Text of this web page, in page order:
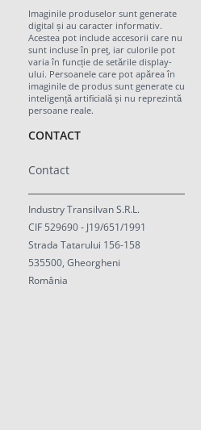
Imaginile produselor sunt generate
digital și au caracter informativ.
Acestea pot include accesorii care nu
sunt incluse în preț, iar culorile pot
varia în funcție de setările display-
ului. Persoanele care pot apărea în
imaginile de produs sunt generate cu
inteligență artificială și nu reprezintă
persoane reale.
CONTACT
Contact
Industry Transilvan S.R.L.
CIF 529690 - J19/651/1991
Strada Tatarului 156-158
535500, Gheorgheni
România